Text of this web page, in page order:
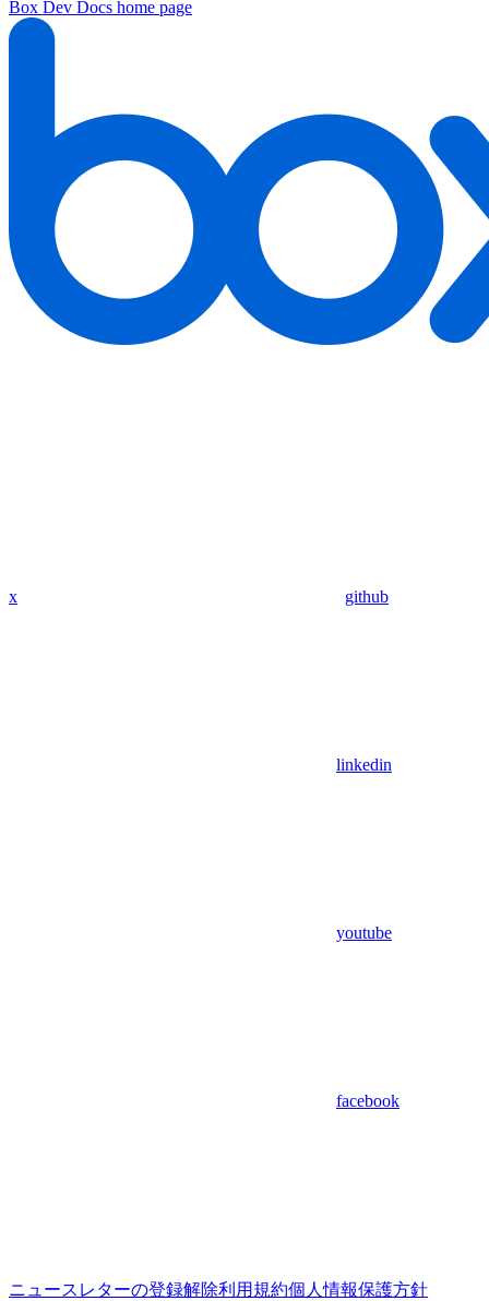
Box Dev Docs home page
x github
linkedin
youtube
facebook
ニュースレターの登録解除利用規約個人情報保護方針